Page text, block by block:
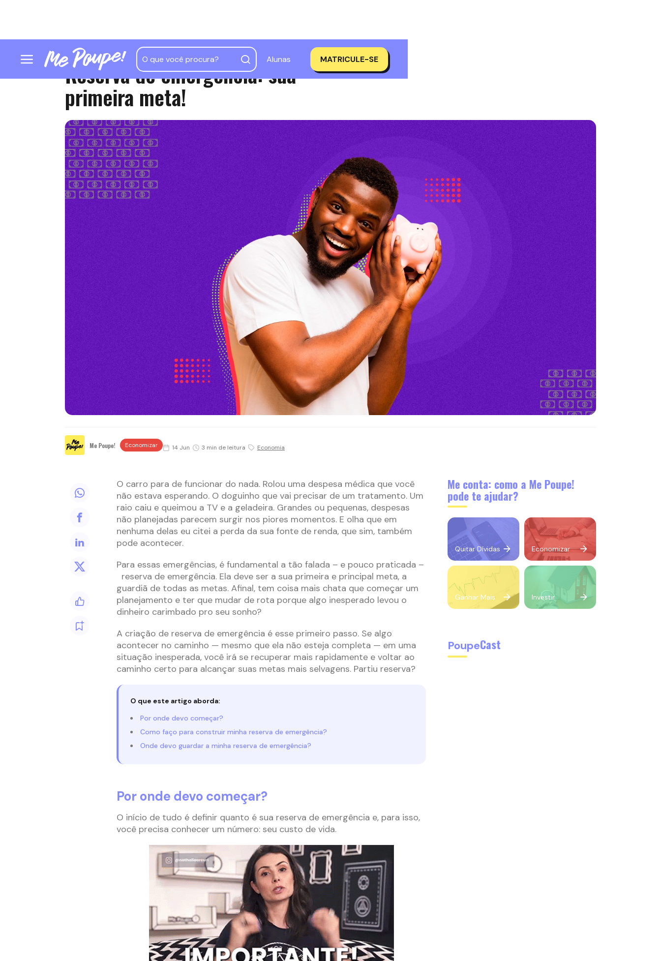
Alunas MATRICULE-SE
Reserva de emergência: sua
primeira meta!
Me Poupe! Economizar 14 Jun 3 min de leitura Economia
O carro para de funcionar do nada. Rolou uma despesa médica que você
não estava esperando. O doguinho que vai precisar de um tratamento. Um
raio caiu e queimou a TV e a geladeira. Grandes ou pequenas, despesas
não planejadas parecem surgir nos piores momentos. E olha que em
nenhuma delas eu citei a perda da sua fonte de renda, que sim, também
pode acontecer.
Para essas emergências, é fundamental a tão falada – e pouco praticada –
reserva de emergência. Ela deve ser a sua primeira e principal meta, a
guardiã de todas as metas. Afinal, tem coisa mais chata que começar um
planejamento e ter que mudar de rota porque algo inesperado levou o
dinheiro carimbado pro seu sonho?
A criação de reserva de emergência é esse primeiro passo. Se algo
acontecer no caminho — mesmo que ela não esteja completa — em uma
situação inesperada, você irá se recuperar mais rapidamente e voltar ao
caminho certo para alcançar suas metas mais selvagens. Partiu reserva?
O que este artigo aborda:
Por onde devo começar?
Como faço para construir minha reserva de emergência?
Onde devo guardar a minha reserva de emergência?
Por onde devo começar?
O início de tudo é definir quanto é sua reserva de emergência e, para isso,
você precisa conhecer um número: seu custo de vida.
Me conta: como a Me Poupe!
pode te ajudar?
Quitar Dívidas Economizar
Ganhar Mais Investir
PoupeCast